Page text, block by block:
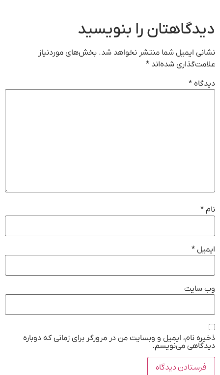
دیدگاهتان را بنویسید
نشانی ایمیل شما منتشر نخواهد شد. بخش‌های موردنیاز
علامت‌گذاری شده‌اند *
دیدگاه *
نام *
ایمیل *
وب‌ سایت
ذخیره نام، ایمیل و وبسایت من در مرورگر برای زمانی که دوباره
دیدگاهی می‌نویسم.